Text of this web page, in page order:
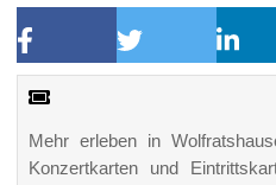
Mehr erleben in
Konzertkarten und